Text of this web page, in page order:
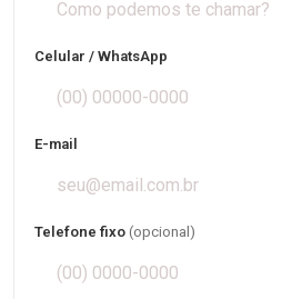
Celular / WhatsApp
E-mail
Telefone fixo (opcional)